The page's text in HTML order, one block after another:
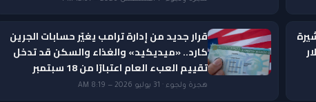
دولار
قرار جديد من إدارة ترامب يغيّر حسابات الجرين
كارد.. «ميديكيد» والغذاء والسكن قد تدخل
تقييم العبء العام اعتبارًا من 18 سبتمبر
هجرة ولجوء · 31 يوليو 2026 — 8:19 AM